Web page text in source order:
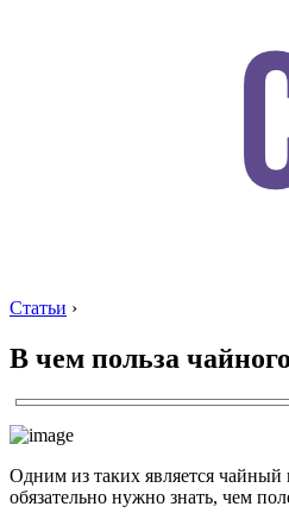
Статьи ›
В чем польза
Одним из таких является чайный
обязательно нужно знать, чем